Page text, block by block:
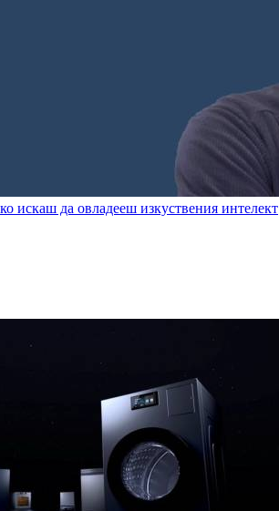
искаш да овладееш изкуствения интелект